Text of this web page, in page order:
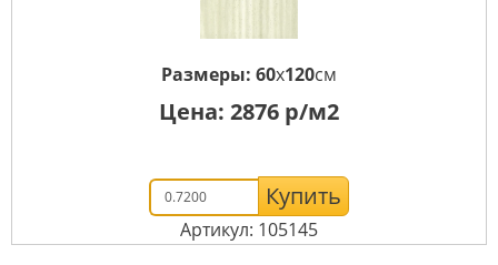
Размеры: 60x120см
Цена: 2876 р/м2
Купить
Артикул: 105145